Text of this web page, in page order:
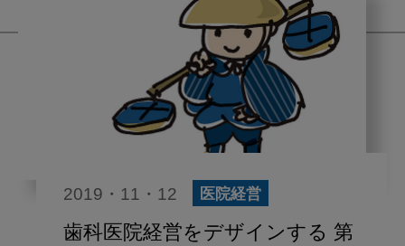
2019・11・12 医院経営
歯科医院経営をデザインする 第